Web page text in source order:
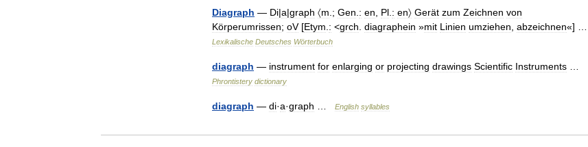
Diagraph — Di|a|graph 〈m .; Gen : en Pl : en〉 Gerät zum Zeichnen von
Körperumrissen; oV[Etym : <grch diagraphein »mit Linien umziehen abzeichnen«] …
Lexikalische Deutsches Wörterbuch
diagraph — instrument for enlarging or projecting drawings Scientific Instruments
Phrontistery dictionary
diagraph — di·a·graph English syllables